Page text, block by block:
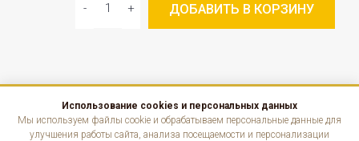
ДОБАВИТЬ В КОРЗИНУ
КАТАЛОГ
Использование cookies и персональных данных
Мы используем файлы cookie и обрабатываем персональные данные для
улучшения работы сайта, анализа посещаемости и персонализации